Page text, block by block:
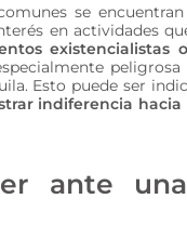
se
en actividades
existencialistas
Esto puede ser
indiferencia
ante